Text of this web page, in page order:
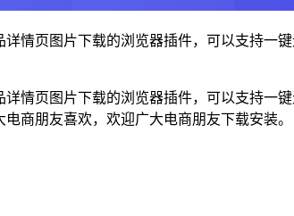
情页图片下载的浏览器插件，可以支持
详情页图片下载的浏览器插件，可以支持
商朋友喜欢，欢迎广大电商朋友下载安装。